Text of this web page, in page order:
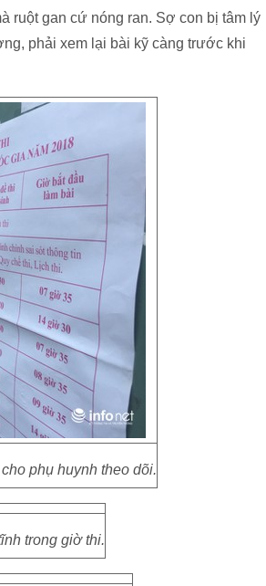
ruột gan cứ nóng ran. Sợ con bị tâm lý
phải xem lại bài kỹ càng trước khi
phụ huynh theo dõi.
trong giờ thi.